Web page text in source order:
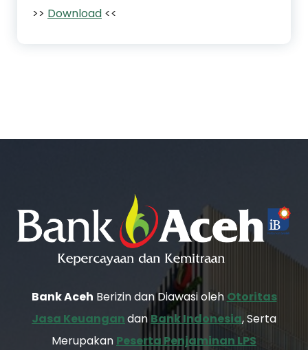
>> Download <<
Bank Aceh Berizin dan Diawasi oleh Otoritas
Jasa Keuangandan Bank Indonesia, Serta
Merupakan Peserta Penjaminan LPS